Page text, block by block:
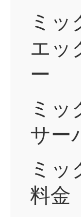
ミッ
エッ
ー
ミッ
サー
ミッ
料金